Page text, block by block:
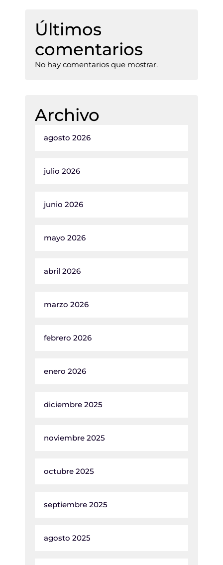
Últimos
comentarios
No hay comentarios que mostrar.
Archivo
agosto 2026
julio 2026
junio 2026
mayo 2026
abril 2026
marzo 2026
febrero 2026
enero 2026
diciembre 2025
noviembre 2025
octubre 2025
septiembre 2025
agosto 2025